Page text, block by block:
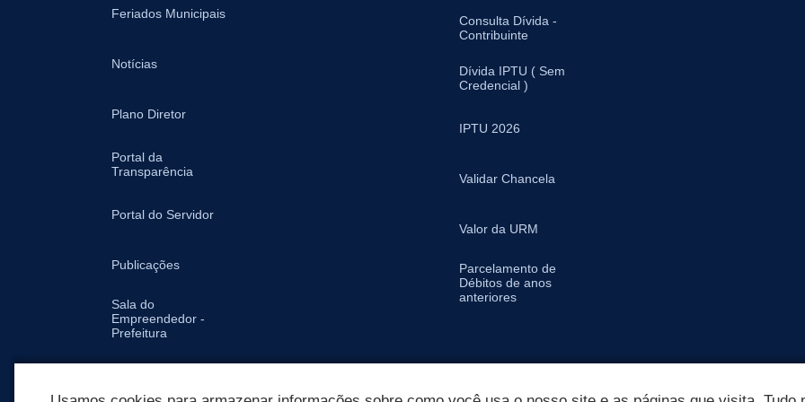
Feriados Municipais
Notícias
Plano Diretor
Portal da
Transparência
Portal do Servidor
Publicações
Sala do
Empreendedor -
Prefeitura
Consulta Dívida -
Contribuinte
Dívida IPTU ( Sem
Credencial )
IPTU 2026
Validar Chancela
Valor da URM
Parcelamento de
Débitos de anos
anteriores